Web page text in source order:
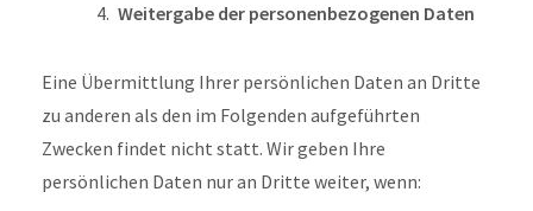
Weitergabe der personenbezogenen Daten
Eine Übermittlung Ihrer persönlichen Daten an Dritte
zu anderen als den im Folgenden aufgeführten
Zwecken findet nicht statt. Wir geben Ihre
persönlichen Daten nur an Dritte weiter, wenn: